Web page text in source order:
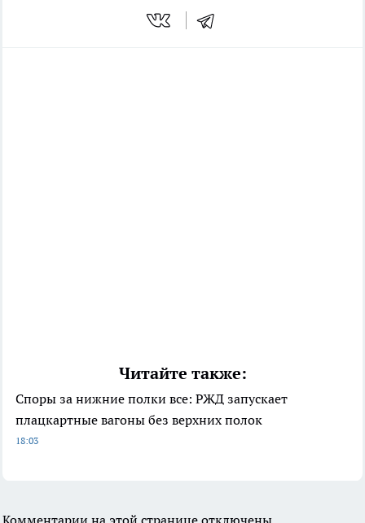
Читайте также:
Споры за нижние полки все: РЖД запускает
плацкартные вагоны без верхних полок
18:03
Комментарии на этой странице отключены.